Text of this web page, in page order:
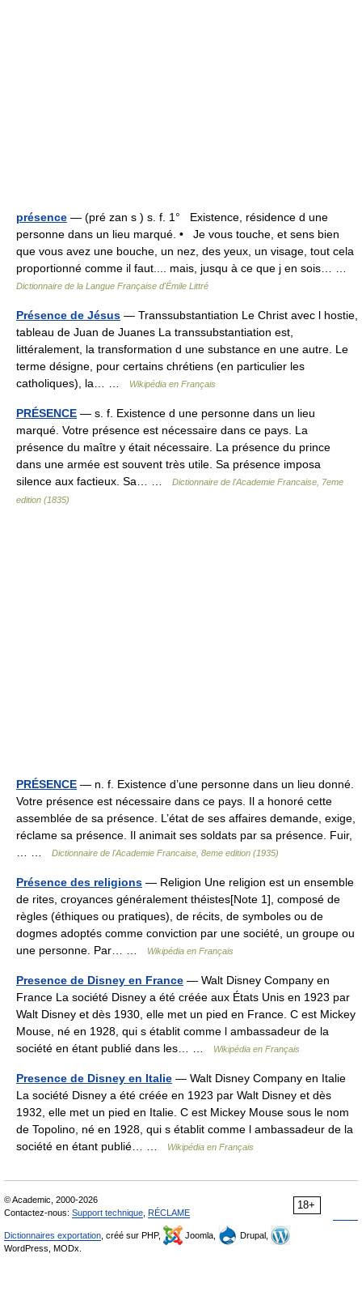
présence — (pré zan s ) s. f. 1° Existence, résidence d une
personne dans un lieu marqué. • Je vous touche, et sens bien
que vous avez une bouche, un nez, des yeux, un visage, tout cela
proportionné comme il faut.... mais, jusqu à ce que j en sois… …
Dictionnaire de la Langue Française d'Émile Littré
Présence de Jésus — Transsubstantiation Le Christ avec l hostie,
tableau de Juan de Juanes La transsubstantiation est,
littéralement, la transformation d une substance en une autre. Le
terme désigne, pour certains chrétiens (en particulier les
catholiques), la… …
Wikipédia en Français
PRÉSENCE — s. f. Existence d une personne dans un lieu
marqué. Votre présence est nécessaire dans ce pays. La
présence du maître y était nécessaire. La présence du prince
dans une armée est souvent très utile. Sa présence imposa
silence aux factieux. Sa… …
Dictionnaire de l'Academie Francaise, 7eme
edition (1835)
PRÉSENCE — n. f. Existence d’une personne dans un lieu donné.
Votre présence est nécessaire dans ce pays. Il a honoré cette
assemblée de sa présence. L’état de ses affaires demande, exige,
réclame sa présence. Il animait ses soldats par sa présence. Fuir,
… …
Dictionnaire de l'Academie Francaise, 8eme edition (1935)
Présence des religions — Religion Une religion est un ensemble
de rites, croyances généralement théistes[Note 1], composé de
règles (éthiques ou pratiques), de récits, de symboles ou de
dogmes adoptés comme conviction par une société, un groupe ou
une personne. Par… …
Wikipédia en Français
Presence de Disney en France — Walt Disney Company en
France La société Disney a été créée aux États Unis en 1923 par
Walt Disney et dès 1930, elle met un pied en France. C est Mickey
Mouse, né en 1928, qui s établit comme l ambassadeur de la
société en étant publié dans les… …
Wikipédia en Français
Presence de Disney en Italie — Walt Disney Company en Italie
La société Disney a été créée en 1923 par Walt Disney et dès
1932, elle met un pied en Italie. C est Mickey Mouse sous le nom
de Topolino, né en 1928, qui s établit comme l ambassadeur de la
société en étant publié… …
Wikipédia en Français
18+
© Academic, 2000-2026
Contactez-nous: Support technique RÉCLAME
Dictionnaires exportation , créé sur PHP, Joomla,
Drupal,
WordPress, MODx.